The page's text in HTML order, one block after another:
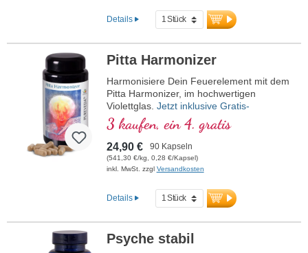
Details
Pitta Harmonizer
Harmonisiere Dein Feuerelement mit dem
Pitta Harmonizer, im hochwertigen
Violettglas. Jetzt inklusive Gratis-
VedaCard!
3 kaufen, ein 4. gratis
24,90 € 90 Kapseln
(541,30 €/kg, 0,28 €/Kapsel)
inkl. MwSt. zzgl Versandkosten
Details
Psyche stabil